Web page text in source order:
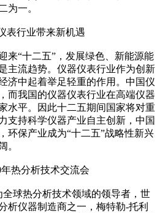
为一。
行业带来新机遇
“十二五”，发展绿色、新能源能
主流趋势。仪器仪表行业作为创新
济中起着举足轻重的作用。中国仪
而我国的仪器仪表行业在高端仪器
水平。因此十二五期间国家将对重
支持科学仪器产业自主创新，中国
环保产业成为“十二五”战略性新兴
。
热分析技术交流会
球热分析技术领域的领导者，世
析仪器制造商之一，梅特勒-托利